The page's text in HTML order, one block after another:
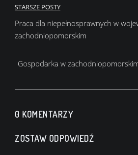
Nawigacja
wpisu
STARSZE POSTY
Praca dla niepełnosprawnych w
zachodniopomorskim
Gospodarka w
0 KOMENTARZY
ZOSTAW ODPOWIEDŹ